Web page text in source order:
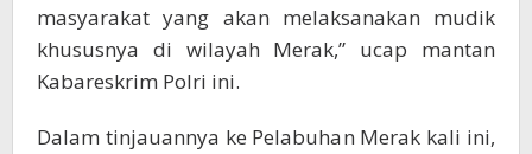
masyarakat yang akan melaksanakan mudik
khususnya di wilayah Merak,” ucap mantan
Kabareskrim Polri ini.
Dalam tinjauannya ke Pelabuhan Merak kali ini,